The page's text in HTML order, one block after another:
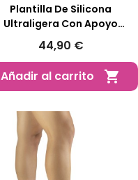
Plantilla De Silicona
Ultraligera Con Apoyo
Retrocapital
44,90 €
Añadir al carrito
